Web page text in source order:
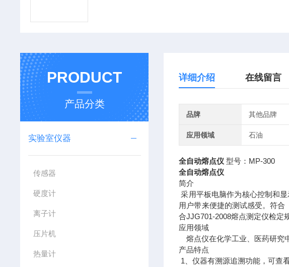
PRODUCT
产品分类
实验室仪器
传感器
硬度计
离子计
压片机
热量计
详细介绍 在线留言
品牌 其他品牌
应用领域 石油
全自动熔点仪 型号：MP-300
全自动熔点仪
简介
采用平板电脑作为核心控制和
用户带来便捷的测试感受。符
合JJG701-2008熔点测定仪检定
应用领域
熔点仪在化学工业、医药研究
产品特点
1、仪器有溯源追溯功能，可查